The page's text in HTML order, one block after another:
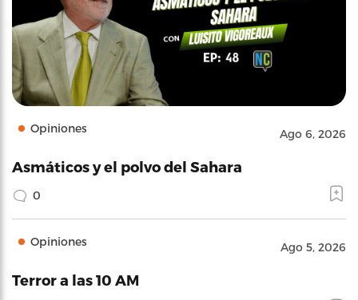
Opiniones Ago 6, 2026
Asmáticos y el polvo del Sahara
0
Opiniones Ago 5, 2026
Terror a las 10 AM